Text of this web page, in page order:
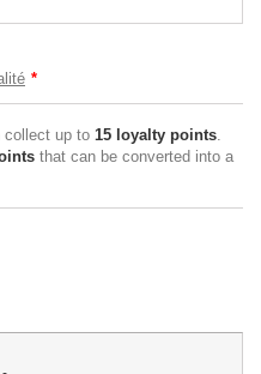
*
collect up to 15 loyalty points.
that can be converted into a